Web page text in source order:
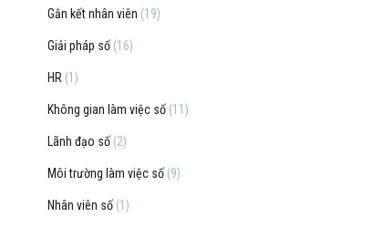
Gắn kết nhân viên (19)
Giải pháp số (16)
HR (1)
Không gian làm việc số (11)
Lãnh đạo số (2)
Môi trường làm việc số (9)
Nhân viên số (1)